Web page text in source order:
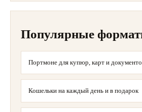
Популярные
Портмоне для купюр, карт и
Кошельки на каждый день и в подарок